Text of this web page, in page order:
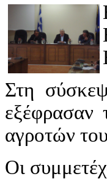
Στη
εξέφρασαν
αγροτών
Οι